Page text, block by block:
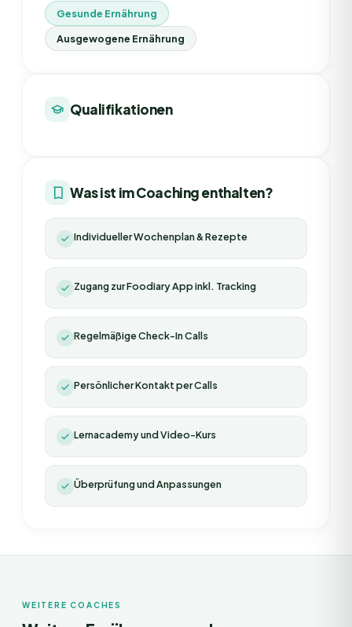
Gesunde Ernährung
Ausgewogene Ernährung
Qualifikationen
Was ist im Coaching enthalten?
Individueller Wochenplan & Rezepte
Zugang zur Foodiary App inkl. Tracking
Regelmäßige Check-In Calls
Persönlicher Kontakt per Calls
Lernacademy und Video-Kurs
Überprüfung und Anpassungen
WEITERE COACHES